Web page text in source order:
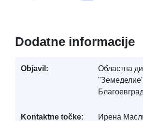
Dodatne informacije
Objavil:
Областна
Благоевград
Kontaktne točke:
Ирена